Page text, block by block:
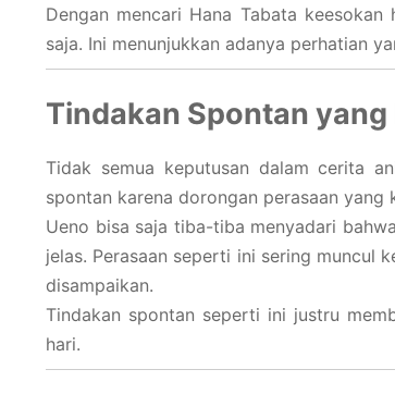
Dengan mencari Hana Tabata
saja. Ini menunjukkan adanya perhatian
Tindakan Spontan
Tidak semua keputusan dalam cerita
spontan karena dorongan perasaan yang
Ueno bisa saja tiba-tiba menyadari
jelas. Perasaan seperti ini sering muncul
disampaikan.
Tindakan spontan seperti ini justru
hari.